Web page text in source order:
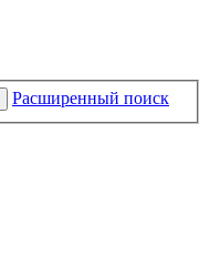
Расширенный поиск